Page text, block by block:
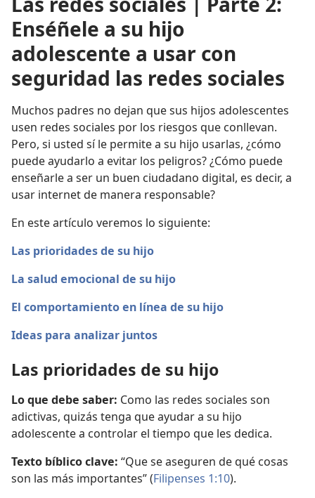
Enséñele a su hijo
adolescente a usar con
seguridad las redes sociales
Muchos padres no dejan que sus hijos adolescentes
usen redes sociales por los riesgos que conllevan.
Pero, si usted sí le permite a su hijo usarlas, ¿cómo
puede ayudarlo a evitar los peligros? ¿Cómo puede
enseñarle a ser un buen ciudadano digital, es decir, a
usar internet de manera responsable?
En este artículo veremos lo siguiente:
Las prioridades de su hijo
La salud emocional de su hijo
El comportamiento en línea de su hijo
Ideas para analizar juntos
Las prioridades de su hijo
Lo que debe saber: Como las redes sociales son
adictivas, quizás tenga que ayudar a su hijo
adolescente a controlar el tiempo que les dedica.
Texto bíblico clave: “Que se aseguren de qué cosas
son las más importantes” (Filipenses 1:10).